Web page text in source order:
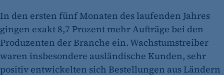
Anbieter:
CMS TYPO3
Zweck:
Session-Cookie für die Verwaltung von
In den ersten fünf Monaten des laufenden Jahres
gingen exakt 8,7 Prozent mehr Aufträge bei den
Produzenten der Branche ein. Wachstumstreiber
waren insbesondere ausländische Kunden, sehr
positiv entwickelten sich Bestellungen aus Ländern